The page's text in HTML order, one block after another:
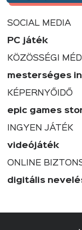
SOCIAL MEDIA
PC játék
KÖZÖSSÉGI
mesterséges
KÉPERNYŐIDŐ
epic games
INGYEN JÁTÉK
videójáték
ONLINE
digitális